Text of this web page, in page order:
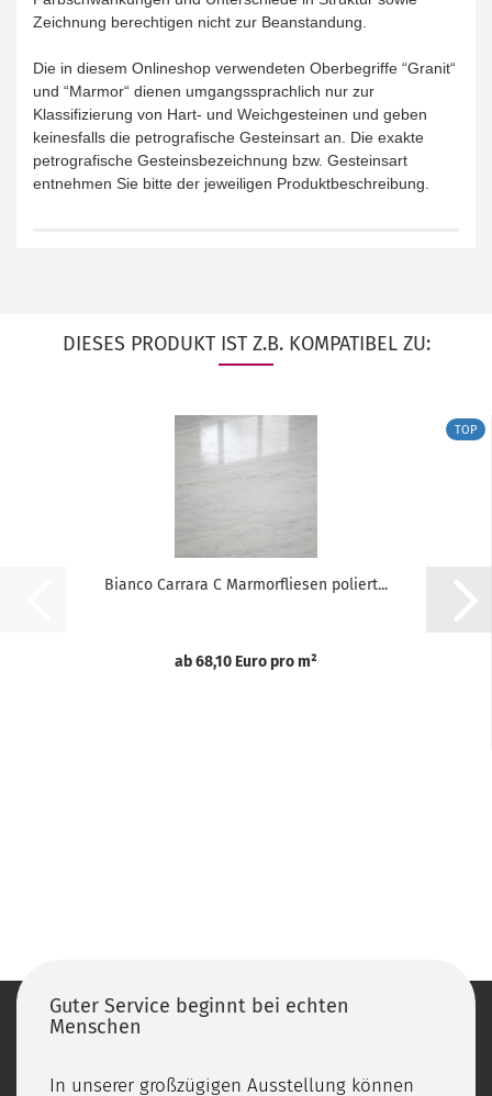
Zeichnung berechtigen nicht zur Beanstandung.
Die in diesem Onlineshop verwendeten Oberbegriffe “Granit“
und “Marmor“ dienen umgangssprachlich nur zur
Klassifizierung von Hart- und Weichgesteinen und geben
keinesfalls die petrografische Gesteinsart an. Die exakte
petrografische Gesteinsbezeichnung bzw. Gesteinsart
entnehmen Sie bitte der jeweiligen Produktbeschreibung.
DIESES PRODUKT IST Z.B. KOMPATIBEL ZU:
TOP
Bianco Carrara C Marmorfliesen poliert...
ab 68,10 Euro pro m²
Guter Service beginnt bei echten
Menschen
In unserer großzügigen Ausstellung können